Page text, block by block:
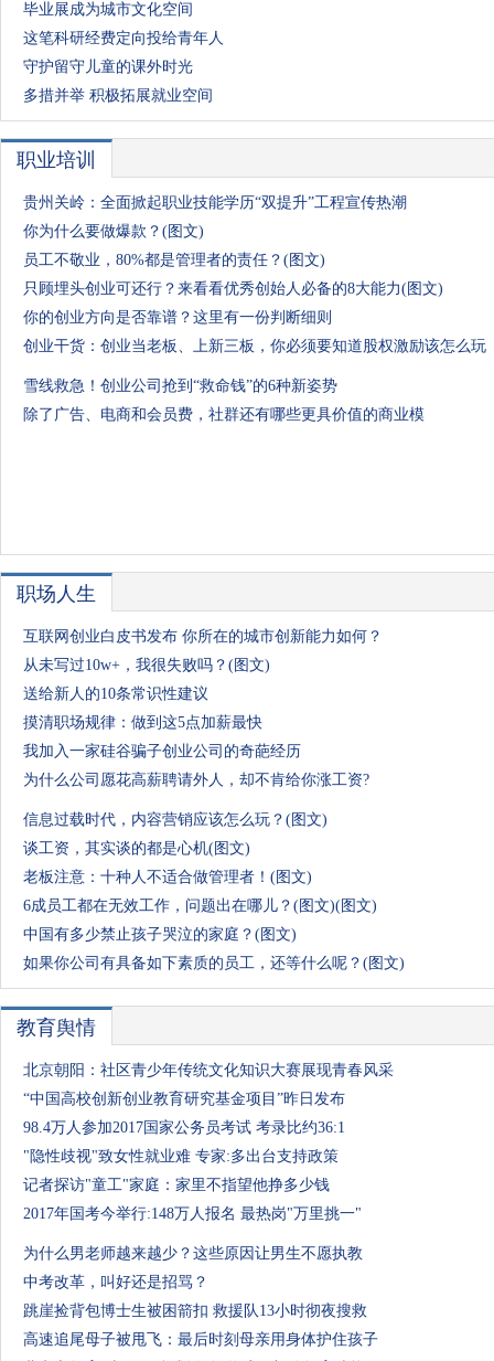
毕业展成为城市文化空间
这笔科研经费定向投给青年人
守护留守儿童的课外时光
多措并举 积极拓展就业空间
职业培训
贵州关岭：全面掀起职业技能学历“双提升”工程宣传热潮
你为什么要做爆款？(图文)
员工不敬业，80%都是管理者的责任？(图文)
只顾埋头创业可还行？来看看优秀创始人必备的8大能力(图文)
你的创业方向是否靠谱？这里有一份判断细则
创业干货：创业当老板、上新三板，你必须要知道股权激励该怎么玩
雪线救急！创业公司抢到“救命钱”的6种新姿势
除了广告、电商和会员费，社群还有哪些更具价值的商业模
职场人生
互联网创业白皮书发布 你所在的城市创新能力如何？
从未写过10w+，我很失败吗？(图文)
送给新人的10条常识性建议
摸清职场规律：做到这5点加薪最快
我加入一家硅谷骗子创业公司的奇葩经历
为什么公司愿花高薪聘请外人，却不肯给你涨工资?
信息过载时代，内容营销应该怎么玩？(图文)
谈工资，其实谈的都是心机(图文)
老板注意：十种人不适合做管理者！(图文)
6成员工都在无效工作，问题出在哪儿？(图文)(图文)
中国有多少禁止孩子哭泣的家庭？(图文)
如果你公司有具备如下素质的员工，还等什么呢？(图文)
教育舆情
北京朝阳：社区青少年传统文化知识大赛展现青春风采
“中国高校创新创业教育研究基金项目”昨日发布
98.4万人参加2017国家公务员考试 考录比约36:1
"隐性歧视"致女性就业难 专家:多出台支持政策
记者探访"童工"家庭：家里不指望他挣多少钱
2017年国考今举行:148万人报名 最热岗"万里挑一"
为什么男老师越来越少？这些原因让男生不愿执教
中考改革，叫好还是招骂？
跳崖捡背包博士生被困箭扣 救援队13小时彻夜搜救
高速追尾母子被甩飞：最后时刻母亲用身体护住孩子